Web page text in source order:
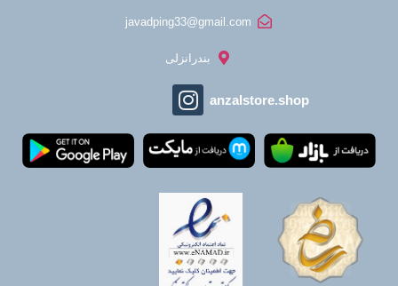
javadping33@gmail.com
بندرانزلی
anzalstore.shop